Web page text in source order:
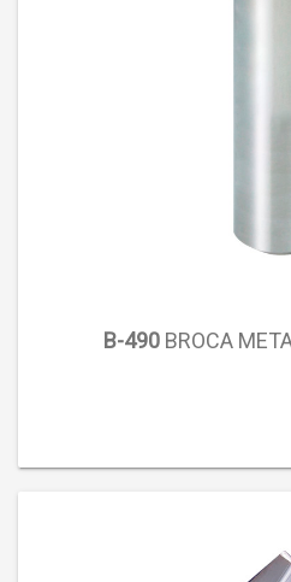
B-490BROCA